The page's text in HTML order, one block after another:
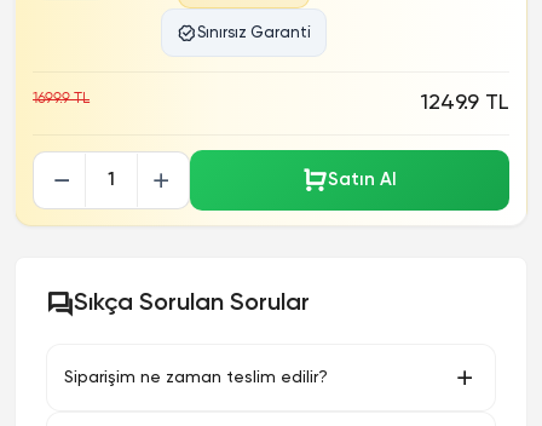
Sınırsız Garanti
1699.9 TL 1249.9 TL
Satın Al
Sıkça Sorulan Sorular
Siparişim ne zaman teslim edilir?